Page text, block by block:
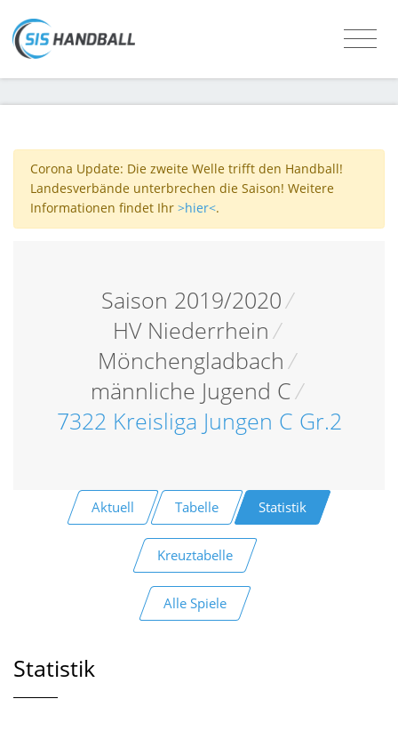
Corona Update: Die zweite Welle trifft den Handball!
Landesverbände unterbrechen die Saison! Weitere
Informationen findet Ihr >hier<.
Saison 2019/2020/
HV Niederrhein /
Mönchengladbach /
männliche Jugend C/
7322 Kreisliga Jungen C Gr.2
Aktuell Tabelle Statistik
Kreuztabelle
Alle Spiele
Statistik